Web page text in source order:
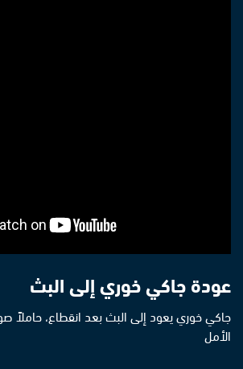
عودة جاكي خوري إلى البث
جاكي خوري يعود إلى البث بعد انقطاع،
الأمل